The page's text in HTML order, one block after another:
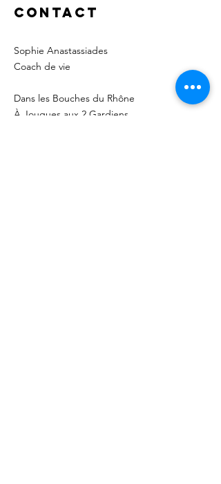
Contact
Sophie Anastassiades
Coach de vie
Dans les Bouches du Rhône
À Jouques aux 2 Gardiens